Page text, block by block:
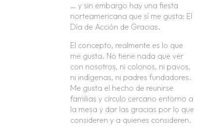
… y sin embargo hay una fiesta
norteamericana que sí me gusta: El
Día de Acción de Gracias.
El concepto, realmente es lo que
me gusta. No tiene nada que ver
con nosotros, ni colonos, ni pavos,
ni indígenas, ni padres fundadores.
Me gusta el hecho de reunirse
familias y círculo cercano entorno a
la mesa y dar las gracias por lo que
consideren y a quienes consideren.